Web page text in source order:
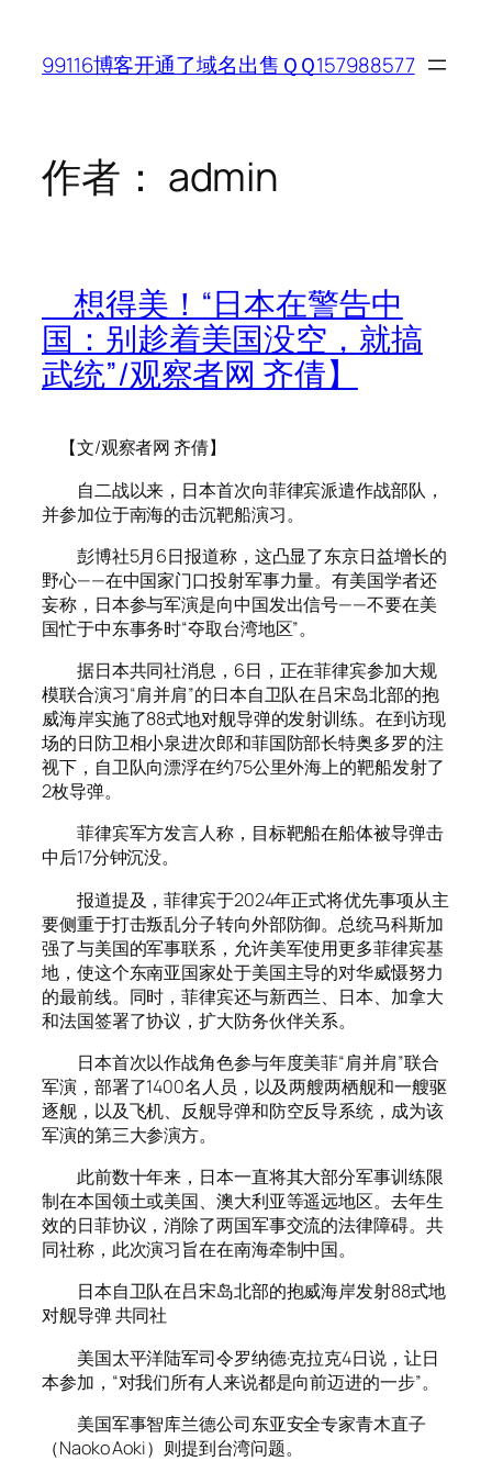
99116博客开通了域名出售ＱＱ157988577
作者： admin
想得美！“日本在警告中
国：别趁着美国没空，就搞
武统”/观察者网 齐倩】
【文/观察者网 齐倩】
自二战以来，日本首次向菲律宾派遣作战部队，
并参加位于南海的击沉靶船演习。
彭博社5月6日报道称，这凸显了东京日益增长的
野心——在中国家门口投射军事力量。有美国学者还
妄称，日本参与军演是向中国发出信号——不要在美
国忙于中东事务时“夺取台湾地区”。
据日本共同社消息，6日，正在菲律宾参加大规
模联合演习“肩并肩”的日本自卫队在吕宋岛北部的抱
威海岸实施了88式地对舰导弹的发射训练。在到访现
场的日防卫相小泉进次郎和菲国防部长特奥多罗的注
视下，自卫队向漂浮在约75公里外海上的靶船发射了
2枚导弹。
菲律宾军方发言人称，目标靶船在船体被导弹击
中后17分钟沉没。
报道提及，菲律宾于2024年正式将优先事项从主
要侧重于打击叛乱分子转向外部防御。总统马科斯加
强了与美国的军事联系，允许美军使用更多菲律宾基
地，使这个东南亚国家处于美国主导的对华威慑努力
的最前线。同时，菲律宾还与新西兰、日本、加拿大
和法国签署了协议，扩大防务伙伴关系。
日本首次以作战角色参与年度美菲“肩并肩”联合
军演，部署了1400名人员，以及两艘两栖舰和一艘驱
逐舰，以及飞机、反舰导弹和防空反导系统，成为该
军演的第三大参演方。
此前数十年来，日本一直将其大部分军事训练限
制在本国领土或美国、澳大利亚等遥远地区。去年生
效的日菲协议，消除了两国军事交流的法律障碍。共
同社称，此次演习旨在在南海牵制中国。
日本自卫队在吕宋岛北部的抱威海岸发射88式地
对舰导弹 共同社
美国太平洋陆军司令罗纳德·克拉克4日说，让日
本参加，“对我们所有人来说都是向前迈进的一步”。
美国军事智库兰德公司东亚安全专家青木直子
（Naoko Aoki）则提到台湾问题。